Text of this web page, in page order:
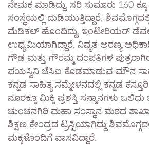
ನೇಮಕ ಮಾಡಿದ್ದು, ಸರಿ ಸುಮಾರು 160 ಕ್ಕೂ
ಸಂಸ್ಥೆಯಲ್ಲಿ ದುಡಿಯುತ್ತಿದ್ದಾರೆ,
ಮೆಡಿಕಲ್ ಹೊಂದಿದ್ದು, ಇಂಟೀರಿಯರ್
ಉಧ್ಯಮಿಯಾಗಿದ್ದಾರೆ, ನಿವೃತ ಅರಣ್ಯ
ಗೌಡ ಮತ್ತು ಗೌರಮ್ಮ ದಂಪತಿಗಳ
ಪಯಸ್ವಿನಿ ಜೆಸಿಐ ಕೊಡಮಾಡುವ ಮೌನ ಸಾಧಕ
ಕನ್ನಡ ಸಾಹಿತ್ಯ ಸಮ್ಮೇಳನದಲ್ಲಿ ಕನ್ನಡ
ನೂರಕ್ಕೂ ಮಿಕ್ಕಿ ಪ್ರಶಸ್ತಿ ಸನ್ಮಾನಗಳು
ಚುಂಚನಗಿರಿ ಮಹಾ ಸಂಸ್ಥಾನ ಮಠದ
ಶಿಕ್ಷಣ ಕೇಂದ್ರದ ಟ್ರಸ್ಟಿಯಾಗಿದ್ದು
ಮಕ್ಕಳೊಂದಿಗೆ ವಾಸವಿದ್ದಾರೆ.